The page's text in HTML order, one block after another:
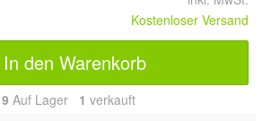
Kostenloser Versand
In den Warenkorb
9 Auf Lager 1 verkauft